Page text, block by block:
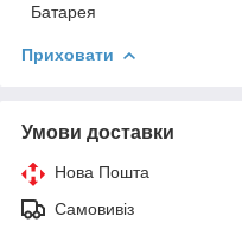
Батарея
Приховати
Умови доставки
Нова Пошта
Самовивіз